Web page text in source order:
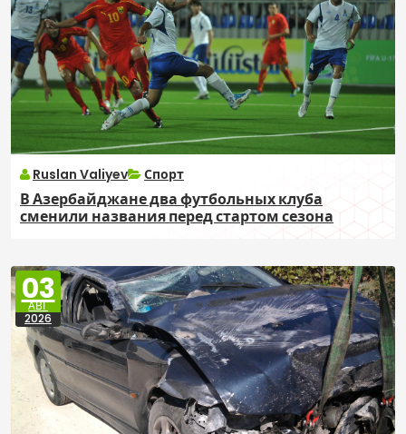
Ruslan Valiyev Спорт
В Азербайджане два футбольных клуба
сменили названия перед стартом сезона
03
АВГ
2026